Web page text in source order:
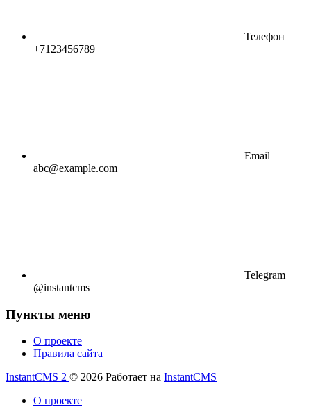
Телефон
+7123456789
Email
abc@example.com
Telegram
@instantcms
Пункты меню
О проекте
Правила сайта
InstantCMS 2 © 2026 Работает на InstantCMS
О проекте